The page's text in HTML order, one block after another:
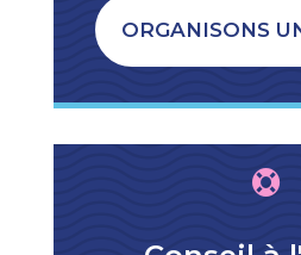
ORGANISONS
